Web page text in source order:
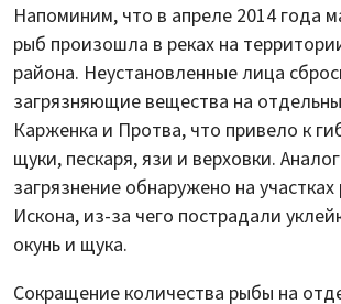
Напоминим, что в апреле 2014 года
рыб произошла в реках на
района. Неустановленные лица
загрязняющие вещества на
Карженка и Протва, что привело к
щуки, пескаря, язи и верховки.
загрязнение обнаружено на
Искона, из-за чего пострадали
окунь и щука.
Сокращение количества рыбы на